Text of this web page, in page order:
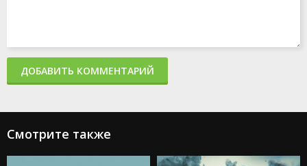
ДОБАВИТЬ КОММЕНТАРИЙ
Смотрите также